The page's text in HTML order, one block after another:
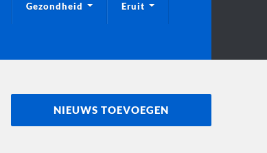
Gezondheid Eruit
NIEUWS TOEVOEGEN